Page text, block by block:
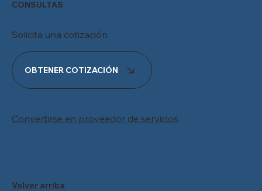
CONSULTAS
Solicita una cotización
OBTENER COTIZACIÓN
Convertirse en proveedor de servicios
Volver arriba